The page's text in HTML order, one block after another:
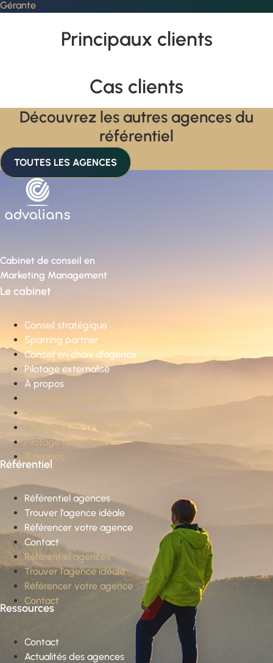
Gérante
Principaux clients
Cas clients
Découvrez les autres agences du
référentiel
TOUTES LES AGENCES
Cabinet de conseil en
Marketing Management
Le cabinet
Conseil stratégique
Sparring partner
Conseil en choix d’agence
Pilotage externalisé
À propos
Sparring partner
Conseil en choix d’agence
Pilotage externalisé
À propos
Référentiel
Référentiel agences
Trouver l’agence idéale
Référencer votre agence
Contact
Référentiel agences
Trouver l’agence idéale
Référencer votre agence
Contact
Ressources
Contact
Actualités des agences